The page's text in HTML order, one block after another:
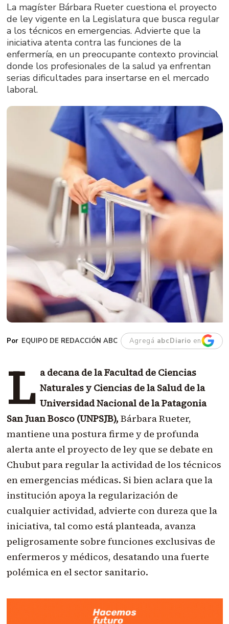
La magíster Bárbara Rueter cuestiona el proyecto
de ley vigente en la Legislatura que busca regular
a los técnicos en emergencias. Advierte que la
iniciativa atenta contra las funciones de la
enfermería, en un preocupante contexto provincial
donde los profesionales de la salud ya enfrentan
serias dificultades para insertarse en el mercado
laboral.
EQUIPO DE REDACCIÓN ABC Agregá abcDiario en
L a decana de la Facultad de Ciencias
Naturales y Ciencias de la Salud de la
Universidad Nacional de la Patagonia
San Juan Bosco (UNPSJB), Bárbara Rueter,
mantiene una postura firme y de profunda
alerta ante el proyecto de ley que se debate en
Chubut para regular la actividad de los técnicos
en emergencias médicas. Si bien aclara que la
institución apoya la regularización de
cualquier actividad, advierte con dureza que la
iniciativa, tal como está planteada, avanza
peligrosamente sobre funciones exclusivas de
enfermeros y médicos, desatando una fuerte
polémica en el sector sanitario.